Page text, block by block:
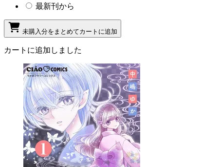
最新刊から
未購入分をまとめてカートに追加
カートに追加しました